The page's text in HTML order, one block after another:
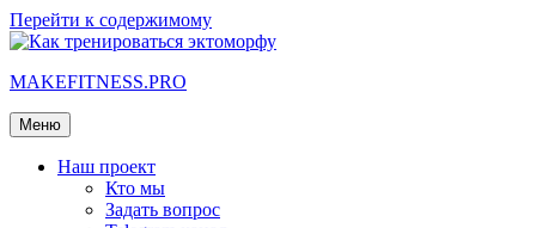
Перейти к содержимому
MAKEFITNESS.PRO
Меню
Наш проект
Кто мы
Задать вопрос